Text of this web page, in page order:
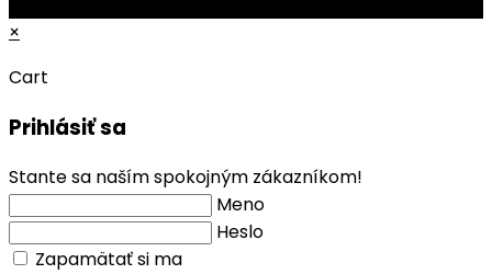
tab
newa
×
Cart
Prihlásiť sa
Stante sa naším spokojným zákazníkom!
Meno
Heslo
Zapamätať si ma